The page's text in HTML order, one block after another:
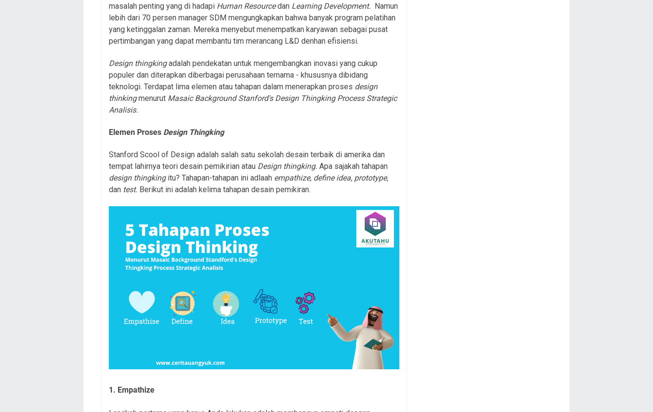
masalah penting yang di hadapi Human Resourcedan Learning Development. Namun
lebih dari 70 persen manager SDM mengungkapkan bahwa banyak program pelatihan
yang ketinggalan zaman. Mereka menyebut menempatkan karyawan sebagai pusat
pertimbangan yang dapat membantu tim merancang L&D denhan efisiensi.
Design thingkingadalah pendekatan untuk mengembangkan inovasi yang cukup
populer dan diterapkan diberbagai perusahaan ternama - khususnya dibidang
teknologi. Terdapat lima elemen atau tahapan dalam menerapkan proses design
thinkingmenurut Masaic Background Stanford's Design Thingking Process Strategic
Analisis.
Elemen Proses Design Thingking
Stanford Scool of Design adalah salah satu sekolah desain terbaik di amerika dan
tempat lahirnya teori desain pemikirian atau Design thingking. Apa sajakah tahapan
design thingking itu? Tahapan-tahapan ini adlaah empathize, define idea, prototype,
dan test. Berikut ini adalah kelima tahapan desain pemikiran.
1. Empathize